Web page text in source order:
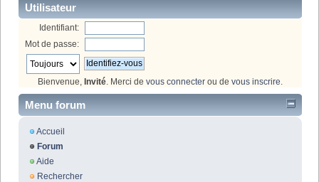
Utilisateur
Identifiant:
Mot de passe:
Bienvenue, Invité. Merci de vous connecter ou de vous inscrire.
Menu forum
Accueil
Forum
Aide
Rechercher